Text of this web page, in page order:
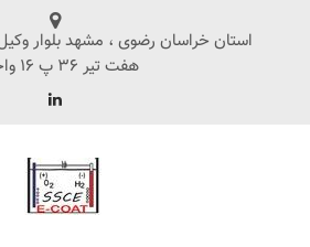
استان خراسان رضوی ، مشهد بلوار وکیل
هفت تیر 36 پ 16 واحد 8